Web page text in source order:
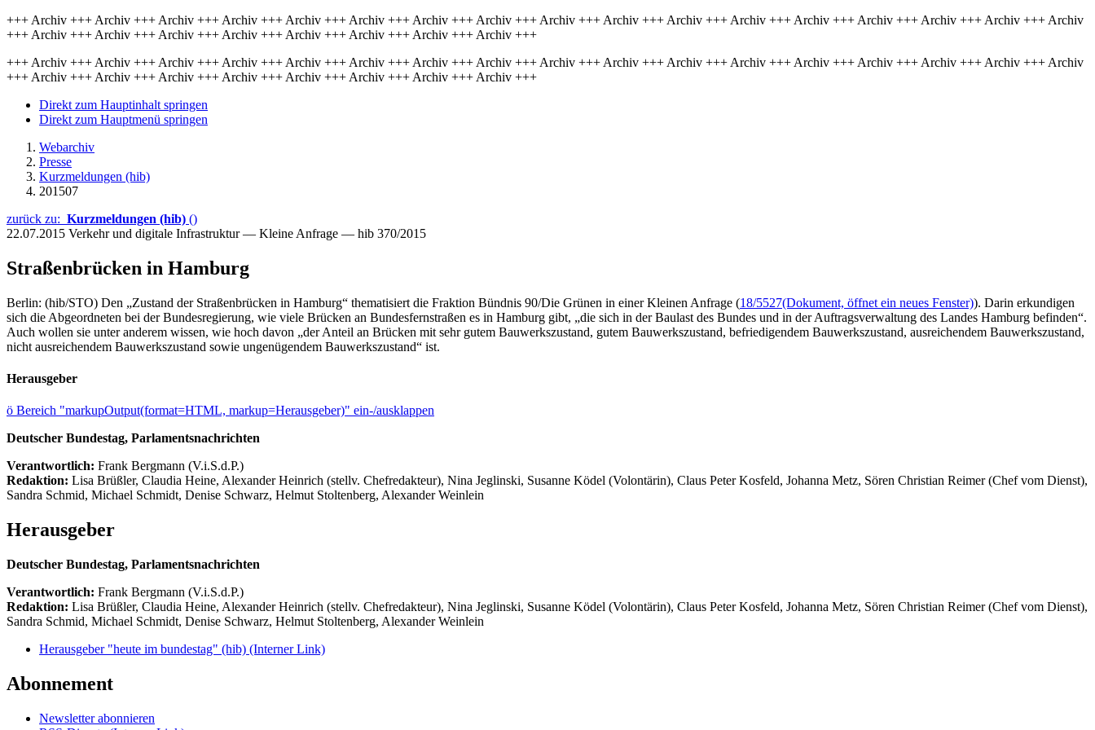
+++ Archiv +++ Archiv +++ Archiv +++ Archiv +++ Archiv +++ Archiv +++ Archiv +++ Archiv +++ Archiv +++ Archiv +++ Archiv +++ Archiv +++ Archiv +++ Archiv +++ Archiv +++ Archiv +++ Archiv
+++ Archiv +++ Archiv +++ Archiv +++ Archiv +++ Archiv +++ Archiv +++ Archiv +++ Archiv +++
+++ Archiv +++ Archiv +++ Archiv +++ Archiv +++ Archiv +++ Archiv +++ Archiv +++ Archiv +++ Archiv +++ Archiv +++ Archiv +++ Archiv +++ Archiv +++ Archiv +++ Archiv +++ Archiv +++ Archiv
+++ Archiv +++ Archiv +++ Archiv +++ Archiv +++ Archiv +++ Archiv +++ Archiv +++ Archiv +++
Direkt zum Hauptinhalt springen
Direkt zum Hauptmenü springen
Webarchiv
Presse
Kurzmeldungen (hib)
201507
zurück zu: Kurzmeldungen (hib) ()
22.07.2015 Verkehr und digitale Infrastruktur — Kleine Anfrage — hib 370/2015
Straßenbrücken in Hamburg
Berlin: (hib/STO) Den „Zustand der Straßenbrücken in Hamburg“ thematisiert die Fraktion Bündnis 90/Die Grünen in einer Kleinen Anfrage (18/5527(Dokument, öffnet ein neues Fenster)). Darin erkundigen
sich die Abgeordneten bei der Bundesregierung, wie viele Brücken an Bundesfernstraßen es in Hamburg gibt, „die sich in der Baulast des Bundes und in der Auftragsverwaltung des Landes Hamburg befinden“.
Auch wollen sie unter anderem wissen, wie hoch davon „der Anteil an Brücken mit sehr gutem Bauwerkszustand, gutem Bauwerkszustand, befriedigendem Bauwerkszustand, ausreichendem Bauwerkszustand,
nicht ausreichendem Bauwerkszustand sowie ungenügendem Bauwerkszustand“ ist.
Herausgeber
ö Bereich "markupOutput(format=HTML, markup=Herausgeber)" ein-/ausklappen
Deutscher Bundestag, Parlamentsnachrichten
Verantwortlich: Frank Bergmann (V.i.S.d.P.)
Redaktion: Lisa Brüßler, Claudia Heine, Alexander Heinrich (stellv. Chefredakteur), Nina Jeglinski, Susanne Ködel (Volontärin), Claus Peter Kosfeld, Johanna Metz, Sören Christian Reimer (Chef vom Dienst),
Sandra Schmid, Michael Schmidt, Denise Schwarz, Helmut Stoltenberg, Alexander Weinlein
Herausgeber
Deutscher Bundestag, Parlamentsnachrichten
Verantwortlich: Frank Bergmann (V.i.S.d.P.)
Redaktion: Lisa Brüßler, Claudia Heine, Alexander Heinrich (stellv. Chefredakteur), Nina Jeglinski, Susanne Ködel (Volontärin), Claus Peter Kosfeld, Johanna Metz, Sören Christian Reimer (Chef vom Dienst),
Sandra Schmid, Michael Schmidt, Denise Schwarz, Helmut Stoltenberg, Alexander Weinlein
Herausgeber "heute im bundestag" (hib) (Interner Link)
Abonnement
Newsletter abonnieren